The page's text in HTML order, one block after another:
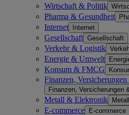
Wirtschaft & Politik
Pharma & Gesundheit
Internet Internet
Gesellschaft Gesellschaft
Verkehr & Logistik
Energie & Umwelt
Konsum & FMCG
Finanzen,
Finanzen, Versicherungen
Metall & Elektronik
E-commerce E-commerce